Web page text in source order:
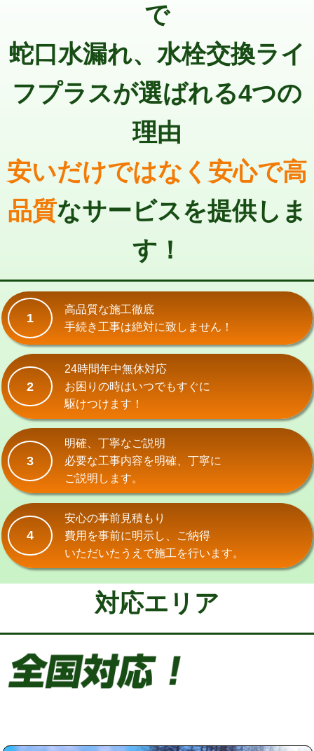
コンクリート斫り（厚さ10㎝超え）
モルタル補修（厚さ10㎝まで） 27,500円
モルタル補修（厚さ10㎝超え）
追加人工 16,500円
止水・漏水調査・防水処理・清掃・修
11,000円
止水・漏水調査・防水処理・清掃・修
22,000円
止水・漏水調査・防水処理・清掃・修
その他部品の脱着 8,800円～
交換・取付（タンク） 22,000円+材料費
交換・取付(単水栓（壁付・デッキ
式・ワンホール）)
交換・取付(排水栓・排水トラップ
（P/S/ポップアップ））
22,000円+材料費
交換・取付（その他部品）
持込商品取付（単水栓）
持込商品取付（混合水栓） 16,500円
持込商品取付（浄水器・分岐水栓） 16,500円
給水管工事※（ホール加工)
給水管工事※（バンド止め)
給水管工事※（支持金具設置) 5,500円
給水管工事※（保温材使用（バンド止
め込み）)
5,500円
給水管工事※（土の掘削・埋め戻し作
11,000円
給水管工事※（塩ビ管（VP・HI）使
用/3ｍまで)
給水管工事※（ライニング鋼管・銅
44,000円
で
蛇口水漏れ、水栓交換ライ
フプラスが選ばれる4つの
理由
安いだけではなく安心で高
品質なサービスを提供しま
す！
1
高品質な施工徹底
手続き工事は絶対に致しません！
2
24時間年中無休対応
お困りの時はいつでもすぐに
駆けつけます！
3
明確、丁寧なご説明
必要な工事内容を明確、丁寧に
ご説明します。
4
安心の事前見積もり
費用を事前に明示し、ご納得
いただいたうえで施工を行います。
対応エリア